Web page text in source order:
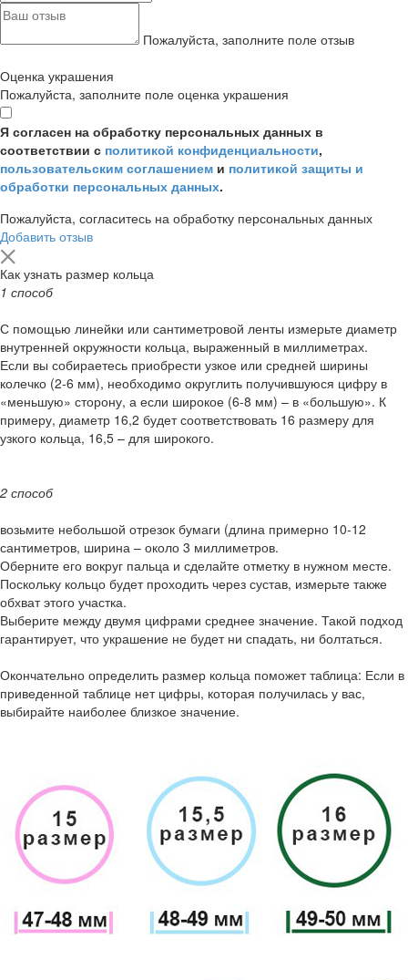
Пожалуйста, заполните поле отзыв
Оценка украшения
Пожалуйста, заполните поле оценка украшения
Я согласен на обработку персональных данных в
соответствии с политикой конфиденциальности,
пользовательским соглашением и политикой защиты и
обработки персональных данных.
Пожалуйста, согласитесь на обработку персональных данных
Добавить отзыв
Как узнать размер кольца
1 способ
С помощью линейки или сантиметровой ленты измерьте диаметр
внутренней окружности кольца, выраженный в миллиметрах.
Если вы собираетесь приобрести узкое или средней ширины
колечко (2-6 мм), необходимо округлить получившуюся цифру в
«меньшую» сторону, а если широкое (6-8 мм) – в «большую». К
примеру, диаметр 16,2 будет соответствовать 16 размеру для
узкого кольца, 16,5 – для широкого.
2 способ
возьмите небольшой отрезок бумаги (длина примерно 10-12
сантиметров, ширина – около 3 миллиметров.
Оберните его вокруг пальца и сделайте отметку в нужном месте.
Поскольку кольцо будет проходить через сустав, измерьте также
обхват этого участка.
Выберите между двумя цифрами среднее значение. Такой подход
гарантирует, что украшение не будет ни спадать, ни болтаться.
Окончательно определить размер кольца поможет таблица: Если в
приведенной таблице нет цифры, которая получилась у вас,
выбирайте наиболее близкое значение.